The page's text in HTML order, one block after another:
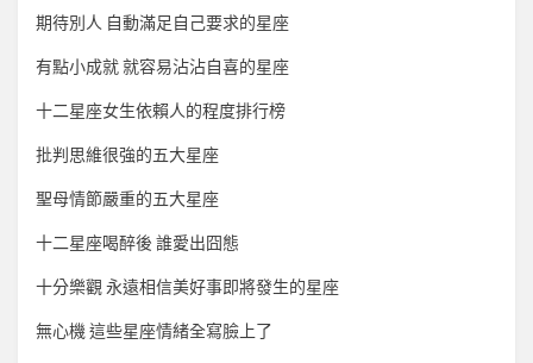
期待別人 自動滿足自己要求的星座
有點小成就 就容易沾沾自喜的星座
十二星座女生依賴人的程度排行榜
批判思維很強的五大星座
聖母情節嚴重的五大星座
十二星座喝醉後 誰愛出囧態
十分樂觀 永遠相信美好事即將發生的星座
無心機 這些星座情緒全寫臉上了